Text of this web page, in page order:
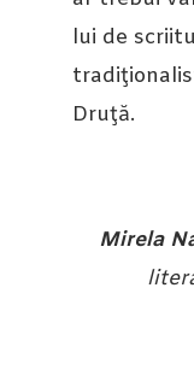
lui de
Druţă.
Mirela